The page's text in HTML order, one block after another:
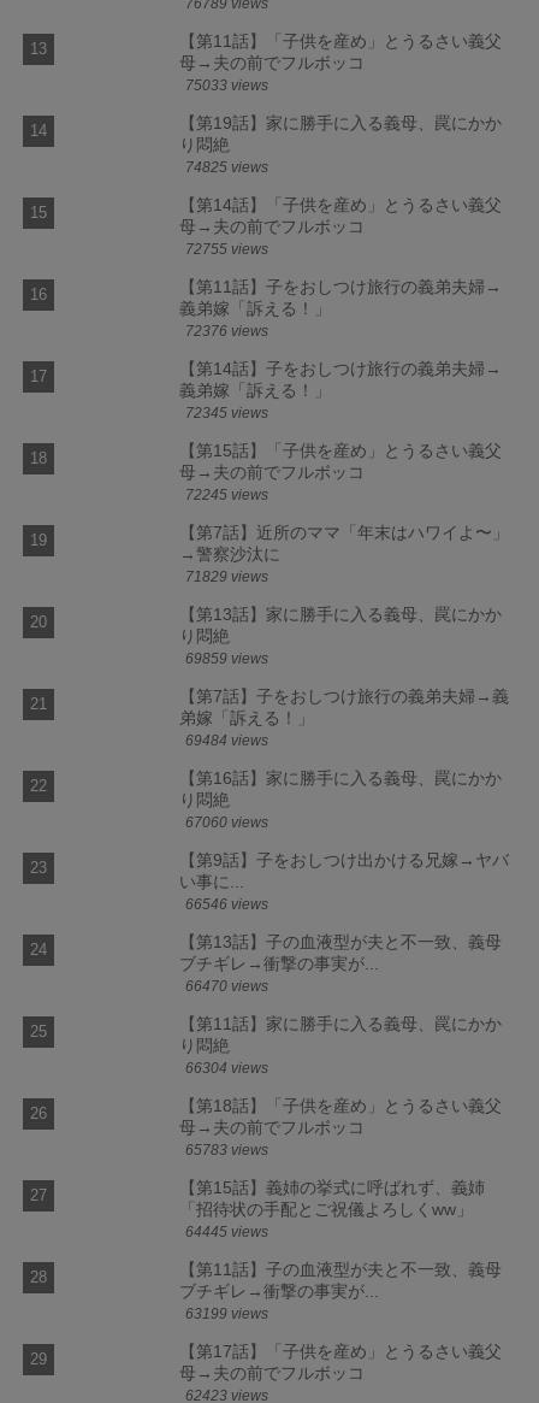
76789 views
【第11話】「子供を産め」とうるさい義父
母→夫の前でフルボッコ
75033 views
【第19話】家に勝手に入る義母、罠にかか
り悶絶
74825 views
【第14話】「子供を産め」とうるさい義父
母→夫の前でフルボッコ
72755 views
【第11話】子をおしつけ旅行の義弟夫婦→
義弟嫁「訴える！」
72376 views
【第14話】子をおしつけ旅行の義弟夫婦→
義弟嫁「訴える！」
72345 views
【第15話】「子供を産め」とうるさい義父
母→夫の前でフルボッコ
72245 views
【第7話】近所のママ「年末はハワイよ〜」
→警察沙汰に
71829 views
【第13話】家に勝手に入る義母、罠にかか
り悶絶
69859 views
【第7話】子をおしつけ旅行の義弟夫婦→義
弟嫁「訴える！」
69484 views
【第16話】家に勝手に入る義母、罠にかか
り悶絶
67060 views
【第9話】子をおしつけ出かける兄嫁→ヤバ
い事に...
66546 views
【第13話】子の血液型が夫と不一致、義母
ブチギレ→衝撃の事実が...
66470 views
【第11話】家に勝手に入る義母、罠にかか
り悶絶
66304 views
【第18話】「子供を産め」とうるさい義父
母→夫の前でフルボッコ
65783 views
【第15話】義姉の挙式に呼ばれず、義姉
「招待状の手配とご祝儀よろしくww」
64445 views
【第11話】子の血液型が夫と不一致、義母
ブチギレ→衝撃の事実が...
63199 views
【第17話】「子供を産め」とうるさい義父
母→夫の前でフルボッコ
62423 views